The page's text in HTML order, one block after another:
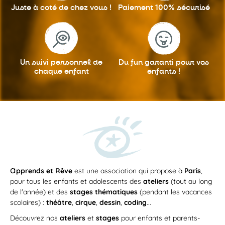
Au programme Vous pouvez composer la
journée de votre enfant parmi...
TEP SARRAIL
AOÛT
vendredi 28 août 2026
9-12 ans – Matinée multi-activités:
multisports ou anglais
Offrez à vos enfants des demi-journées riches
en découvertes ! Au programme...
TEP SARRAIL
Juste à coté de chez vous ! Paiement 100% sécurisé
Un suivi personnel de
chaque enfant
Du fun garanti pour vos
enfants !
apprends et Rêve est une association qui propose à Paris,
pour tous les enfants et adolescents des ateliers (tout au long
de l'année) et des stages thématiques (pendant les vacances
scolaires) : théâtre, cirque, dessin, coding...
Découvrez nos ateliers et stages pour enfants et parents-